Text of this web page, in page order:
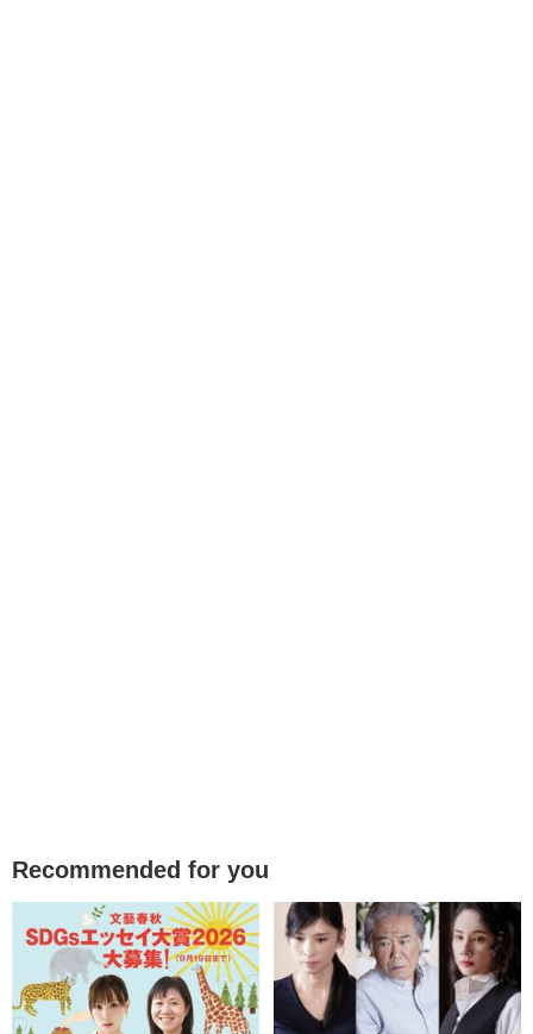
Recommended for you